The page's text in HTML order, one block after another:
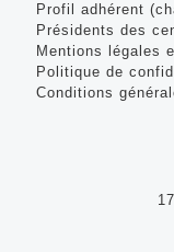
Profil adhérent
Présidents des
Mentions légales
Politique de
Conditions